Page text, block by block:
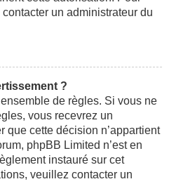
un administrateur du
?
de règles. Si vous ne
vous recevrez un
que cette décision n’appartient
phpBB Limited n’est en
instauré sur cet
veuillez contacter un